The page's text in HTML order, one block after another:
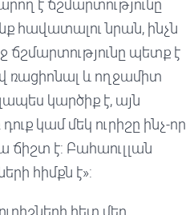
է ճշմարտությունը
հավատալու նրան, ինչն
ճշմարտությունը պետք է
ռացիոնալ և ողջամիտ
կարծիք է, այն
կամ մեկ ուրիշը ինչ-որ
ճիշտ է: Բահաուլլան
հիմքն է»:
հետ մեր